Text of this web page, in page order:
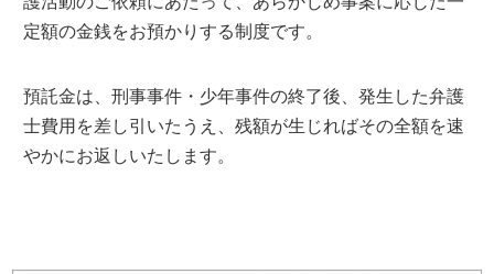
定額の金銭をお預かりする制度です。
預託金は、刑事事件・少年事件の終了後、発生した弁護
士費用を差し引いたうえ、残額が生じればその全額を速
やかにお返しいたします。